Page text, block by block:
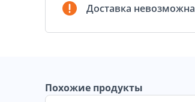
Доставка невозможна
Похожие продукты